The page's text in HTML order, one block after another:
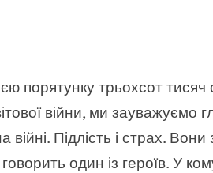
порятунку трьохсот тисяч
війни, ми
Підлість і страх. Вони
один із героїв. У